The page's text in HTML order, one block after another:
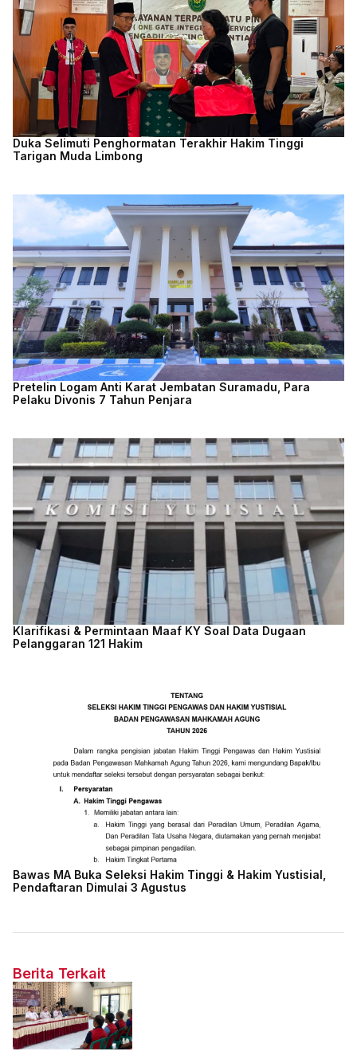
Duka Selimuti Penghormatan Terakhir Hakim Tinggi
Tarigan Muda Limbong
Pretelin Logam Anti Karat Jembatan Suramadu, Para
Pelaku Divonis 7 Tahun Penjara
Klarifikasi & Permintaan Maaf KY Soal Data Dugaan
Pelanggaran 121 Hakim
Bawas MA Buka Seleksi Hakim Tinggi & Hakim Yustisial,
Pendaftaran Dimulai 3 Agustus
Berita Terkait